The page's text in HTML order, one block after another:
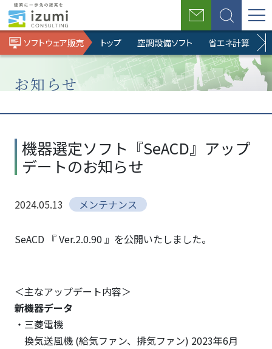
お
問
合
わ
せ
検
索
ソフトウェア販売 トップ 空調設備ソフト 省エネ計算ソフト
お知らせ
リ
ュ
ョ
事
ト
ウ
販
ら
せ
『SeACD』
アップデー
せ
機器選定ソフト『SeACD』アップ
デートのお知らせ
2024.05.13 メンテナンス
SeACD 『 Ver.2.0.90 』を公開いたしました。
＜主なアップデート内容＞
新機器データ
三菱電機
換気送風機 (給気ファン、排気ファン) 2023年6月